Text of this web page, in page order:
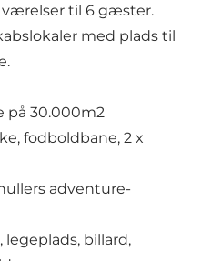
værelser til 6 gæster.
med plads til
på 30.000m2
fodboldbane, 2 x
adventure-
billard,